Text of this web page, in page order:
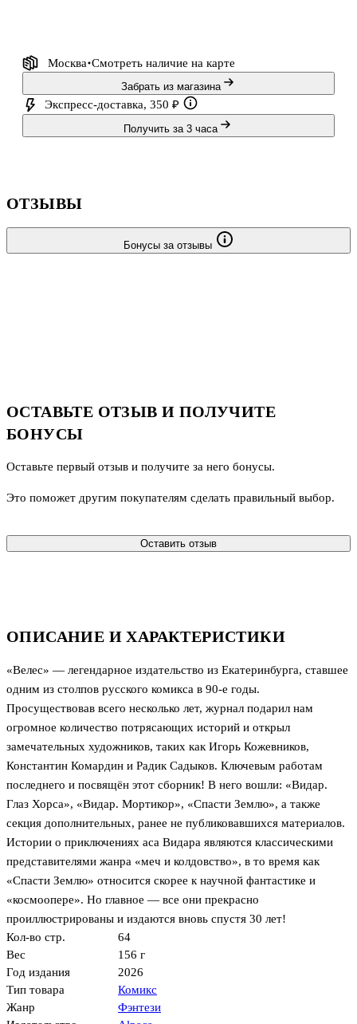
Москва Смотреть наличие на карте
Забрать из магазина
Экспресс-доставка, 350 ₽
Получить за 3 часа
ОПИСАНИЕ И ХАРАКТЕРИСТИКИ
«Велес» — легендарное издательство из Екатеринбурга, ставшее
одним из столпов русского комикса в 90-е годы.
Просуществовав всего несколько лет, журнал подарил нам
огромное количество потрясающих историй и открыл
замечательных художников, таких как Игорь Кожевников,
Константин Комардин и Радик Садыков. Ключевым работам
последнего и посвящён этот сборник! В него вошли: «Видар.
Глаз Хорса», «Видар. Мортикор», «Спасти Землю», а также
секция дополнительных, ранее не публиковавшихся материалов.
Истории о приключениях аса Видара являются классическими
представителями жанра «меч и колдовство», в то время как
«Спасти Землю» относится скорее к научной фантастике и
«космоопере». Но главное — все они прекрасно
проиллюстрированы и издаются вновь спустя 30 лет!
Кол-во стр.
64
Вес
156 г
Год издания
2026
Тип товара
Комикс
Жанр
Фэнтези
ОТЗЫВЫ
Бонусы за отзывы
ОСТАВЬТЕ ОТЗЫВ И ПОЛУЧИТЕ
БОНУСЫ
Оставьте первый отзыв и получите за него бонусы.
Это поможет другим покупателям сделать правильный выбор.
Оставить отзыв